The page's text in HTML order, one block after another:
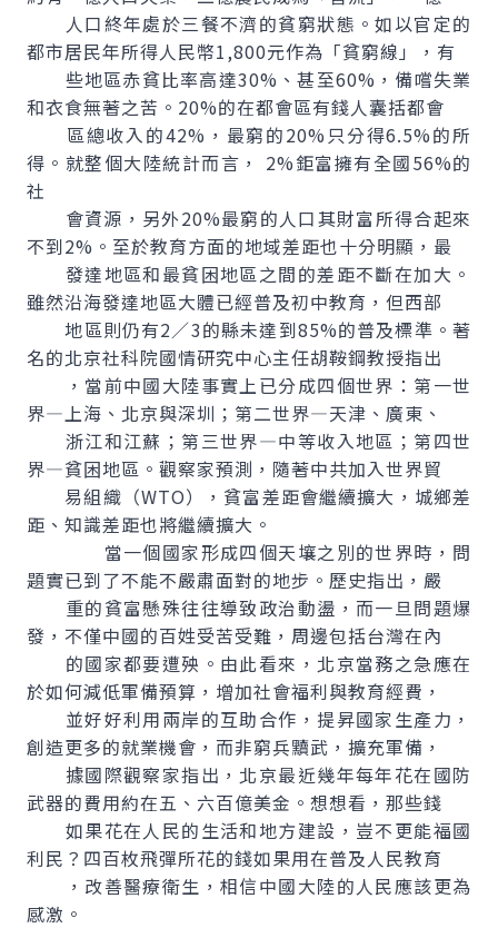
人口終年處於三餐不濟的貧窮狀態。如以官定的
都市居民年所得人民幣1,800元作為「貧窮線」，有
些地區赤貧比率高達30%、甚至60%，備嚐失業
和衣食無著之苦。20%的在都會區有錢人囊括都會
區總收入的42%，最窮的20%只分得6.5%的所
得。就整個大陸統計而言， 2%鉅富擁有全國56%的
社
會資源，另外20%最窮的人口其財富所得合起來
不到2%。至於教育方面的地域差距也十分明顯，最
發達地區和最貧困地區之間的差距不斷在加大。
雖然沿海發達地區大體已經普及初中教育，但西部
地區則仍有2／3的縣未達到85%的普及標準。著
名的北京社科院國情研究中心主任胡鞍鋼教授指出
，當前中國大陸事實上已分成四個世界：第一世
界—上海、北京與深圳；第二世界—天津、廣東、
浙江和江蘇；第三世界—中等收入地區；第四世
界—貧困地區。觀察家預測，隨著中共加入世界貿
易組織（WTO），貧富差距會繼續擴大，城鄉差
距、知識差距也將繼續擴大。
當一個國家形成四個天壤之別的世界時，問
題實已到了不能不嚴肅面對的地步。歷史指出，嚴
重的貧富懸殊往往導致政治動盪，而一旦問題爆
發，不僅中國的百姓受苦受難，周邊包括台灣在內
的國家都要遭殃。由此看來，北京當務之急應在
於如何減低軍備預算，增加社會福利與教育經費，
並好好利用兩岸的互助合作，提昇國家生產力，
創造更多的就業機會，而非窮兵黷武，擴充軍備，
據國際觀察家指出，北京最近幾年每年花在國防
武器的費用約在五、六百億美金。想想看，那些錢
如果花在人民的生活和地方建設，豈不更能福國
利民？四百枚飛彈所花的錢如果用在普及人民教育
，改善醫療衛生，相信中國大陸的人民應該更為
感激。